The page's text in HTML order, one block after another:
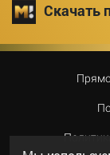
Скачать